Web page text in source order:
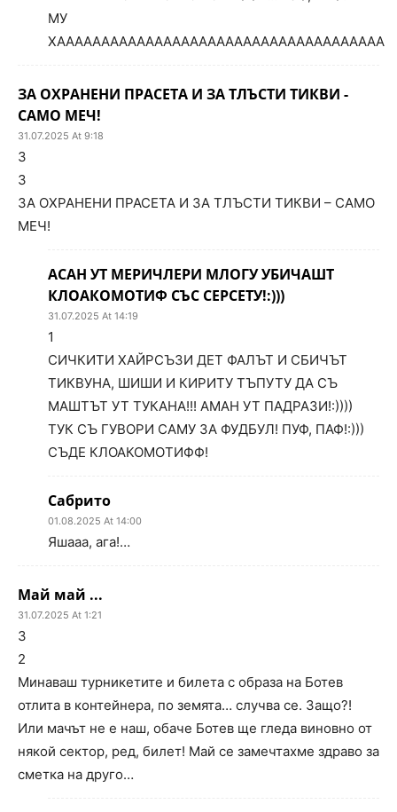
МУ
ХААААААААААААААААААААААААААААААААААААА
ЗА ОХРАНЕНИ ПРАСЕТА И ЗА ТЛЪСТИ ТИКВИ -
САМО МЕЧ!
31.07.2025 At 9:18
3
3
ЗА ОХРАНЕНИ ПРАСЕТА И ЗА ТЛЪСТИ ТИКВИ – САМО
МЕЧ!
АСАН УТ МЕРИЧЛЕРИ МЛОГУ УБИЧАШТ
КЛОАКОМОТИФ СЪС СЕРСЕТУ!:)))
31.07.2025 At 14:19
1
СИЧКИТИ ХАЙРСЪЗИ ДЕТ ФАЛЪТ И СБИЧЪТ
ТИКВУНА, ШИШИ И КИРИТУ ТЪПУТУ ДА СЪ
МАШТЪТ УТ ТУКАНА!!! АМАН УТ ПАДРАЗИ!:))))
ТУК СЪ ГУВОРИ САМУ ЗА ФУДБУЛ! ПУФ, ПАФ!:)))
СЪДЕ КЛОАКОМОТИФФ!
Сабрито
01.08.2025 At 14:00
Яшааа, ага!…
Май май ...
31.07.2025 At 1:21
3
2
Минаваш турникетите и билета с образа на Ботев
отлита в контейнера, по земята… случва се. Защо?!
Или мачът не е наш, обаче Ботев ще гледа виновно от
някой сектор, ред, билет! Май се замечтахме здраво за
сметка на друго…